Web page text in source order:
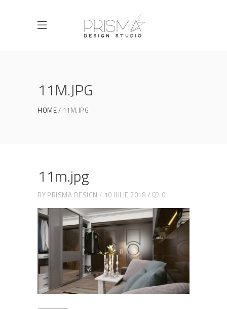
11M.JPG
HOME 11M.JPG
11m.jpg
BY PRISMA DESIGN 10 IULIE 2018 0